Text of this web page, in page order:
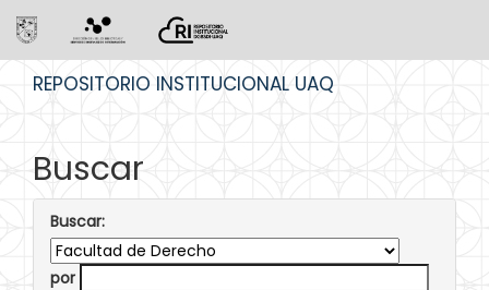
REPOSITORIO INSTITUCIONAL UAQ
Buscar
Buscar:
por